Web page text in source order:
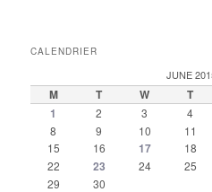
CALENDRIER
JUNE
M T W T
1 2 3 4
8
9 10 11
15
16 17 18
22
23 24 25
29
30